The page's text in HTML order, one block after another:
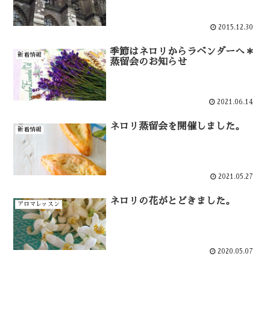
2015.12.30
新着情報
季節はネロリからラベンダーへ＊
蒸留会のお知らせ
2021.06.14
新着情報 ネロリ蒸留会を開催しました。
2021.05.27
アロマレッスン ネロリの花がとどきました。
2020.05.07